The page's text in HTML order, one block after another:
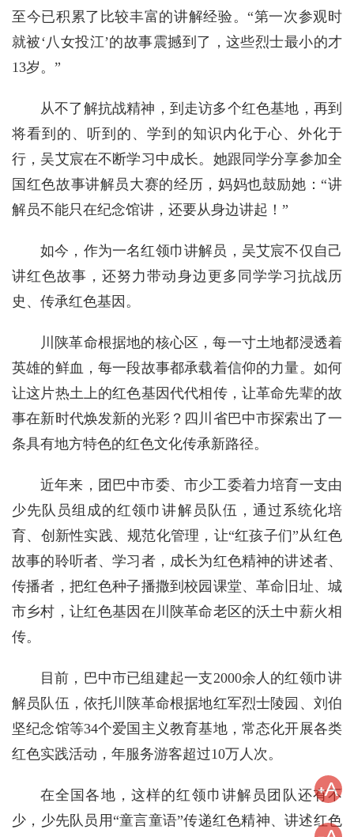
至今已积累了比较丰富的讲解经验。“第一次参观时
就被‘八女投江’的故事震撼到了，这些烈士最小的才
13岁。”
从不了解抗战精神，到走访多个红色基地，再到
将看到的、听到的、学到的知识内化于心、外化于
行，吴艾宸在不断学习中成长。她跟同学分享参加全
国红色故事讲解员大赛的经历，妈妈也鼓励她：“讲
解员不能只在纪念馆讲，还要从身边讲起！”
如今，作为一名红领巾讲解员，吴艾宸不仅自己
讲红色故事，还努力带动身边更多同学学习抗战历
史、传承红色基因。
川陕革命根据地的核心区，每一寸土地都浸透着
英雄的鲜血，每一段故事都承载着信仰的力量。如何
让这片热土上的红色基因代代相传，让革命先辈的故
事在新时代焕发新的光彩？四川省巴中市探索出了一
条具有地方特色的红色文化传承新路径。
近年来，团巴中市委、市少工委着力培育一支由
少先队员组成的红领巾讲解员队伍，通过系统化培
育、创新性实践、规范化管理，让“红孩子们”从红色
故事的聆听者、学习者，成长为红色精神的讲述者、
传播者，把红色种子播撒到校园课堂、革命旧址、城
市乡村，让红色基因在川陕革命老区的沃土中薪火相
传。
目前，巴中市已组建起一支2000余人的红领巾讲
解员队伍，依托川陕革命根据地红军烈士陵园、刘伯
坚纪念馆等34个爱国主义教育基地，常态化开展各类
红色实践活动，年服务游客超过10万人次。
在全国各地，这样的红领巾讲解员团队还有不
少，少先队员用“童言童语”传递红色精神、讲述红色